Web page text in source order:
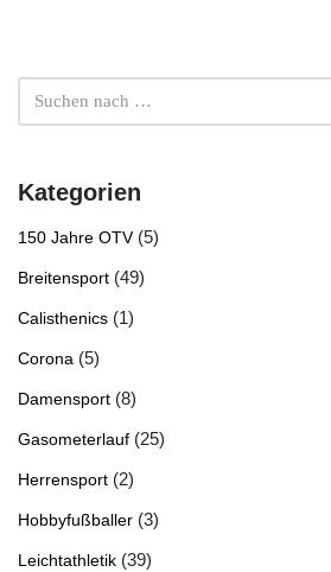
Kategorien
150 Jahre OTV(5)
Breitensport (49)
Calisthenics (1)
Corona (5)
Damensport (8)
Gasometerlauf (25)
Herrensport (2)
Hobbyfußballer (3)
Leichtathletik (39)